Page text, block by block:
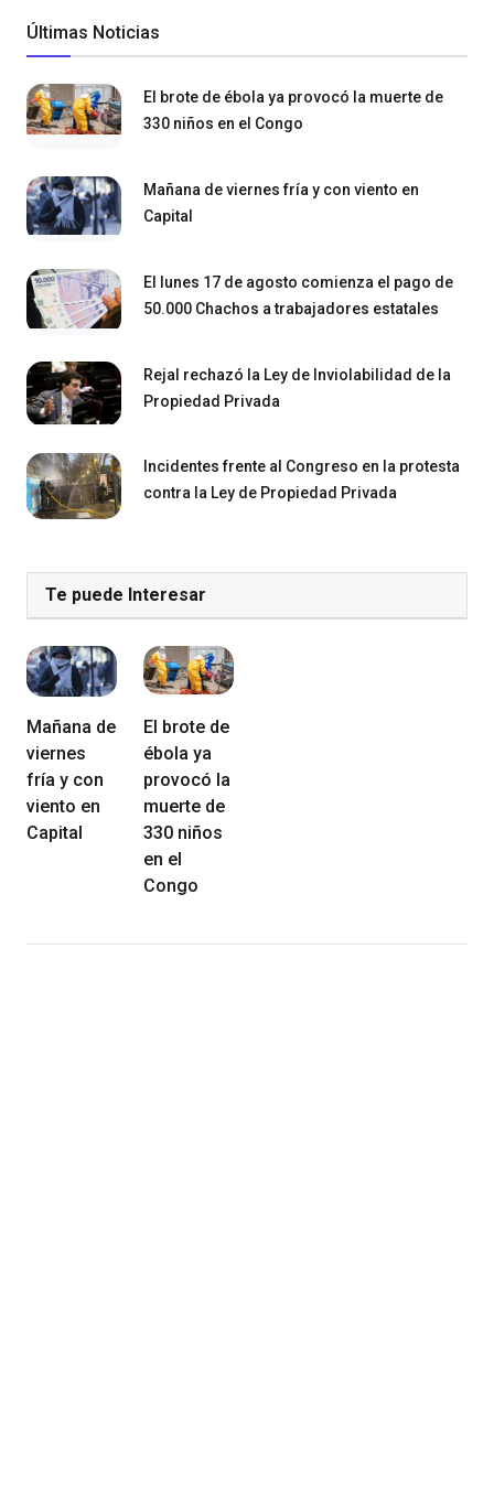
Últimas Noticias
El brote de ébola ya provocó la muerte de
330 niños en el Congo
Mañana de viernes fría y con viento en
Capital
El lunes 17 de agosto comienza el pago de
50.000 Chachos a trabajadores estatales
Rejal rechazó la Ley de Inviolabilidad de la
Propiedad Privada
Incidentes frente al Congreso en la protesta
contra la Ley de Propiedad Privada
Te puede Interesar
Mañana de
viernes
fría y con
viento en
Capital
El brote de
ébola ya
provocó la
muerte de
330 niños
en el
Congo